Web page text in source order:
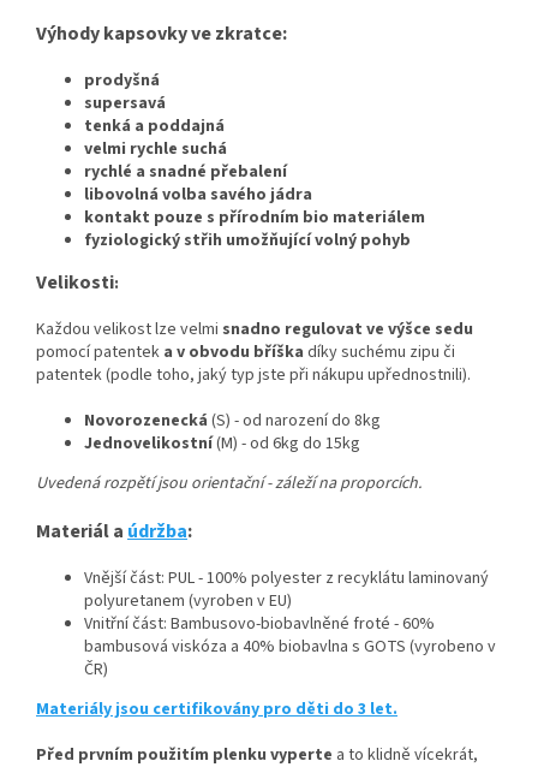
Výhody kapsovky ve zkratce:
prodyšná
supersavá
tenká a poddajná
velmi rychle suchá
rychlé a snadné přebalení
libovolná volba savého jádra
kontakt pouze s přírodním bio materiálem
fyziologický střih umožňující volný pohyb
Velikosti:
Každou velikost lze velmi snadno regulovat ve výšce sedu
pomocí patentek a v obvodu bříška díky suchému zipu či
patentek (podle toho, jaký typ jste při nákupu upřednostnili).
Novorozenecká (S) - od narození do 8kg
Jednovelikostní(M) - od 6kg do 15kg
Uvedená rozpětí jsou orientační - záleží na proporcích.
Materiál a údržba:
Vnější část: PUL - 100% polyester z recyklátu laminovaný
polyuretanem (vyroben v EU)
Vnitřní část: Bambusovo-biobavlněné froté - 60%
bambusová viskóza a 40% biobavlna s GOTS (vyrobeno v
ČR)
Materiály jsou certifikovány pro děti do 3 let.
Před prvním použitím plenku vyperte a to klidně vícekrát,